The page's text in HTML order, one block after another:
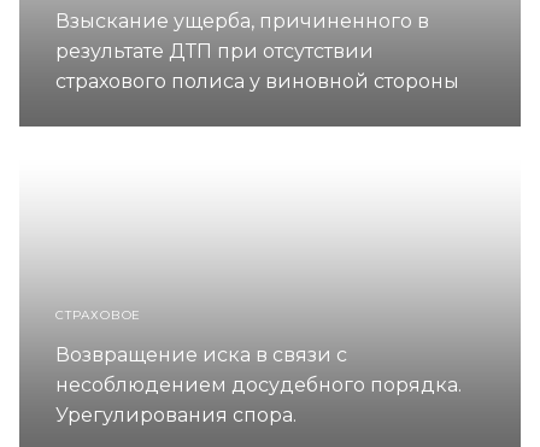
Взыскание ущерба, причиненного в
результате ДТП при отсутствии
страхового полиса у виновной стороны
СТРАХОВОЕ
Возвращение иска в связи с
несоблюдением досудебного порядка.
Урегулирования спора.